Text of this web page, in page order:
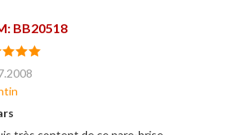
BB20518